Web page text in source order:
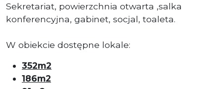
Sekretariat, powierzchnia otwarta ,salka
konferencyjna, gabinet, socjal, toaleta.
W obiekcie dostępne lokale:
352m2
186m2